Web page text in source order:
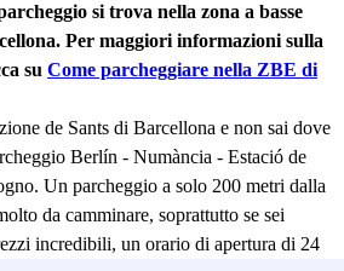
si trova nella zona a basse
Per maggiori informazioni sulla
su Come parcheggiare nella ZBE di
de Sants di Barcellona e non sai dove
Berlín - Numància - Estació de
Un parcheggio a solo 200 metri dalla
da camminare, soprattutto se sei
incredibili, un orario di apertura di 24